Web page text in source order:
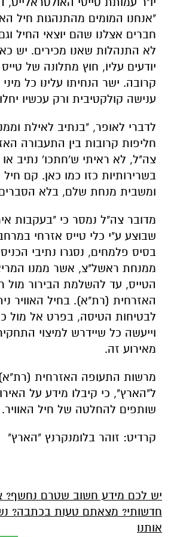
"אנחנו המומים מהתנהגות חיל
חברים אצלנו שהם יוצאי החיל
לא התנהלות שאנו מכירים. יש
יודעים עליו, חוץ מתלונה של
קרובה. ישר הנחיתו עלינו כל
ענישה קולקטיבית ורק עכשיו
לדברי לאופר, "בנתיב לאילת
חליפות קרובות בין התעבורה
צה"ל, לא ראיתי ש'חתכו' נתיב או
בשרירותיות כזו כמו כאן. קם חיל
ומשבית מנחת שלם, בלא
מדובר צה"ל נמסר כי "בעקבות
שבוצע ע"י כלי טייס אזרחי
בסיס פלמחים, נסגרו נתיבי
ממנחת ראשל"צ, אשר ממנו
הטייס, עד להשלמת הבירור מול
האזרחית (רת"א). בחיל האוויר
לבטיחות הטיסה, בפרט אל מול
וייעשה כל שיידרש למיצוי
מאירוע זה.
מרשות התעופה האזרחית
ל"הארץ", כי קיבלו מידע על
שותפים להחלטה של חיל האוויר.
קרדיט: זוהר בלומנקרנץ "הארץ"
יש לכם מידע חשוב שטרם נחשף?
חדשותי? מצאתם טעות בכתבה?
אותנו